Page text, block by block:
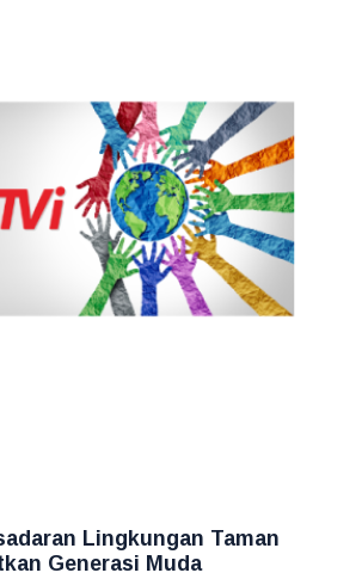
Lingkungan Taman
Generasi Muda